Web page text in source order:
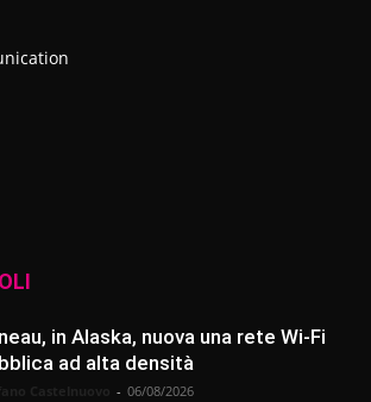
in Alaska, nuova una rete Wi-Fi
ad alta densità
- 06/08/2026